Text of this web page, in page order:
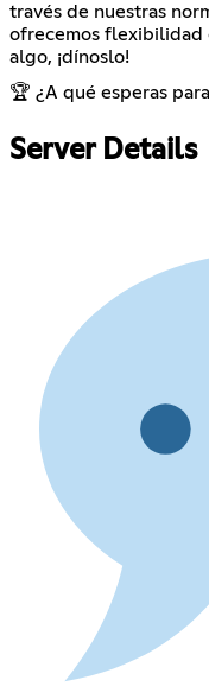
través de nuestras
ofrecemos flexibilidad
algo, ¡dínoslo!
🏆 ¿A qué esperas
Server Details